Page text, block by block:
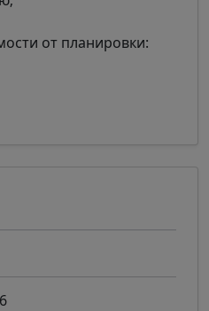
от планировки: